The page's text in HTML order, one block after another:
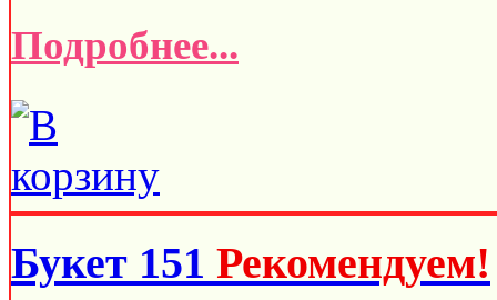
Подробнее...
Букет 151 Рекомендуем!